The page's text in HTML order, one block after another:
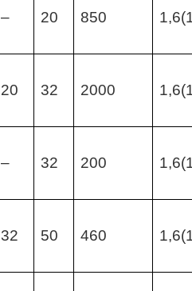
– 20 850
20 32 2000
– 32 200
32 50 460